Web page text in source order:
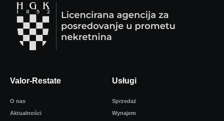
Valor-Restate
O nas
Aktualności
Usługi
Sprzedaż
Wynajem